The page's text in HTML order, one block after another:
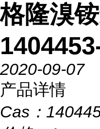
格隆溴
2020-09-07
产品详情
Cas：